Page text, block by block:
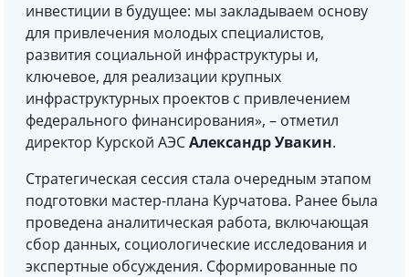
инвестиции в будущее: мы закладываем основу
для привлечения молодых специалистов,
развития социальной инфраструктуры и,
ключевое, для реализации крупных
инфраструктурных проектов с привлечением
федерального финансирования», – отметил
директор Курской АЭСАлександр Увакин.
Стратегическая сессия стала очередным этапом
подготовки мастер-плана Курчатова. Ранее была
проведена аналитическая работа, включающая
сбор данных, социологические исследования и
экспертные обсуждения. Сформированные по